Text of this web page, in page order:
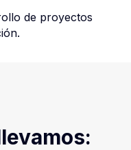
de proyectos